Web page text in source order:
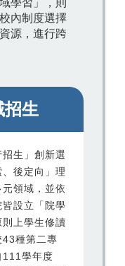
學習」，則
內制度選擇
源，進行跨
招生
生」創新選
後定向」理
領域，並依
設立「院學
上學生修讀
43種第二專
111學年度